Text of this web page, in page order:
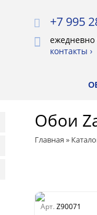
+7 995
контакты ›
Обои
Главная »
Арт. Z90071